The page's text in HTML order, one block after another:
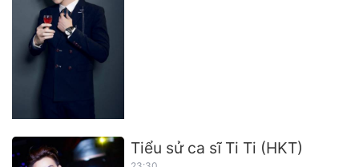
Tiểu sử ca sĩ Ti Ti (HKT)